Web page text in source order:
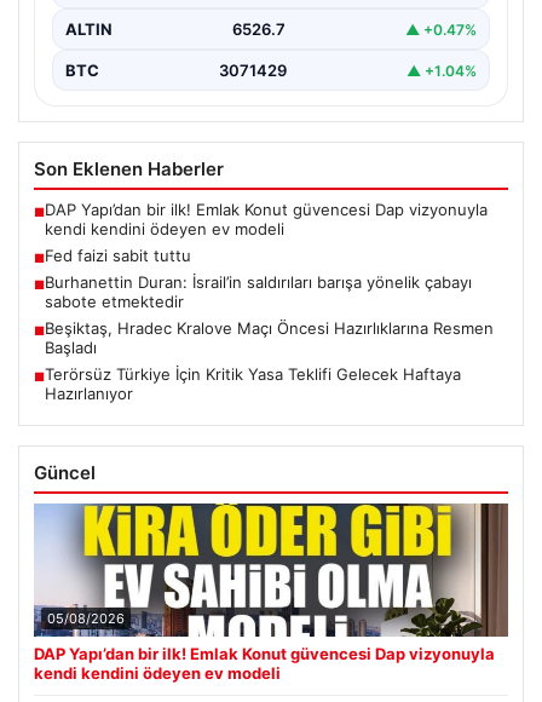
ALTIN 6526.7 ▲ +0.47%
BTC 3071429 ▲ +1.04%
Son Eklenen Haberler
■DAP Yapı’dan bir ilk! Emlak Konut güvencesi Dap vizyonuyla
kendi kendini ödeyen ev modeli
■Fed faizi sabit tuttu
■Burhanettin Duran: İsrail’in saldırıları barışa yönelik çabayı
sabote etmektedir
■Beşiktaş, Hradec Kralove Maçı Öncesi Hazırlıklarına Resmen
Başladı
■Terörsüz Türkiye İçin Kritik Yasa Teklifi Gelecek Haftaya
Hazırlanıyor
Güncel
05/08/2026
DAP Yapı’dan bir ilk! Emlak Konut güvencesi Dap vizyonuyla
kendi kendini ödeyen ev modeli